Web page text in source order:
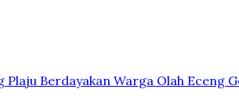
Berdayakan Warga Olah Eceng